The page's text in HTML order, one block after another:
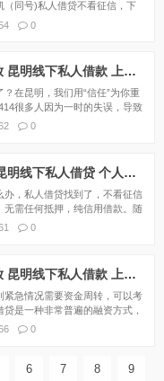
（同号)私人借贷不看征信，下
人具有偿还能力，当场打欠条下
0
昆明急用钱空放 昆明线下私人借款 上班族可借 无需任何抵押
在昆明，我们用“信任”为你重
很多人因为一时的失误，导致
太高，结果在银行和正规金融
0
昆明短期空放 昆明线下私人借贷 个人应急周转借款当天拿钱
办，私人借贷找到了，不看征信
无需任何抵押，纯信用借款。随
审核及放款时间的增长，在昆
0
昆明急用钱空放 昆明线下私人借款 上班族可借 无需任何抵押
紧急情况需要资金周转，可以考
是一种非常普遍的融资方式，
捷、方便和灵活。在昆明，有
0
6 7 8 9